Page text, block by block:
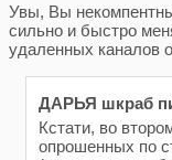
Увы, Вы
сильно и быстро
удаленных каналов
ДАРЬЯ шкраб
Кстати, во
опрошенных по